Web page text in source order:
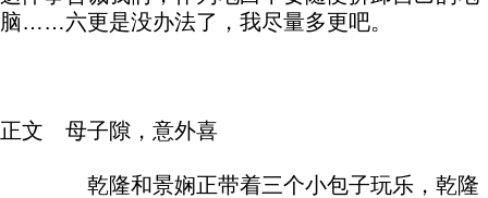
脑……六更是没办法了，我尽量多更吧。
正文 母子隙，意外喜
乾隆和景娴正带着三个小包子玩乐，乾隆